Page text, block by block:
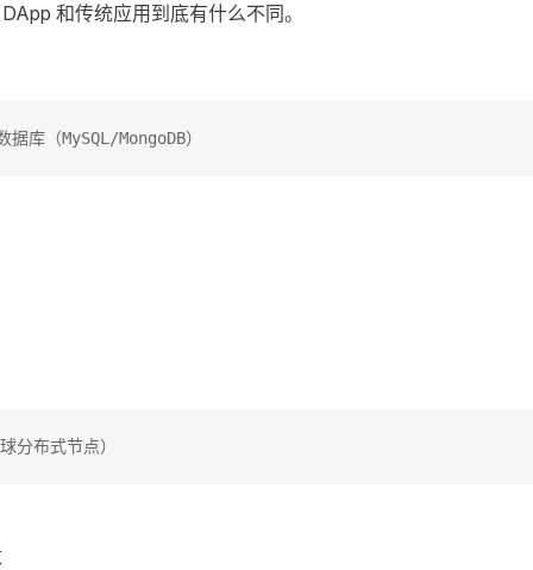
和传统应用到底有什么不同。
（MySQL/MongoDB）
布式节点）